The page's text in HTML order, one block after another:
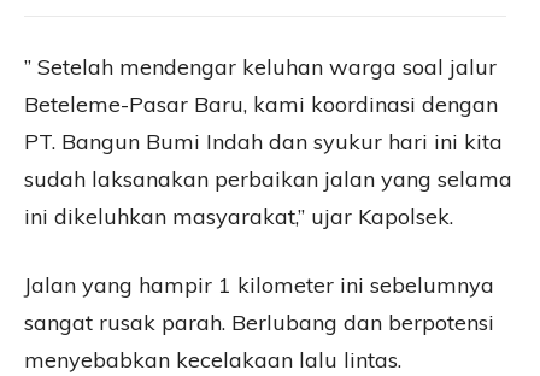
” Setelah mendengar keluhan warga soal jalur
Beteleme-Pasar Baru, kami koordinasi dengan
PT. Bangun Bumi Indah dan syukur hari ini kita
sudah laksanakan perbaikan jalan yang selama
ini dikeluhkan masyarakat,” ujar Kapolsek.
Jalan yang hampir 1 kilometer ini sebelumnya
sangat rusak parah. Berlubang dan berpotensi
menyebabkan kecelakaan lalu lintas.